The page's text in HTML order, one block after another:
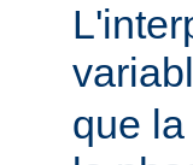
que